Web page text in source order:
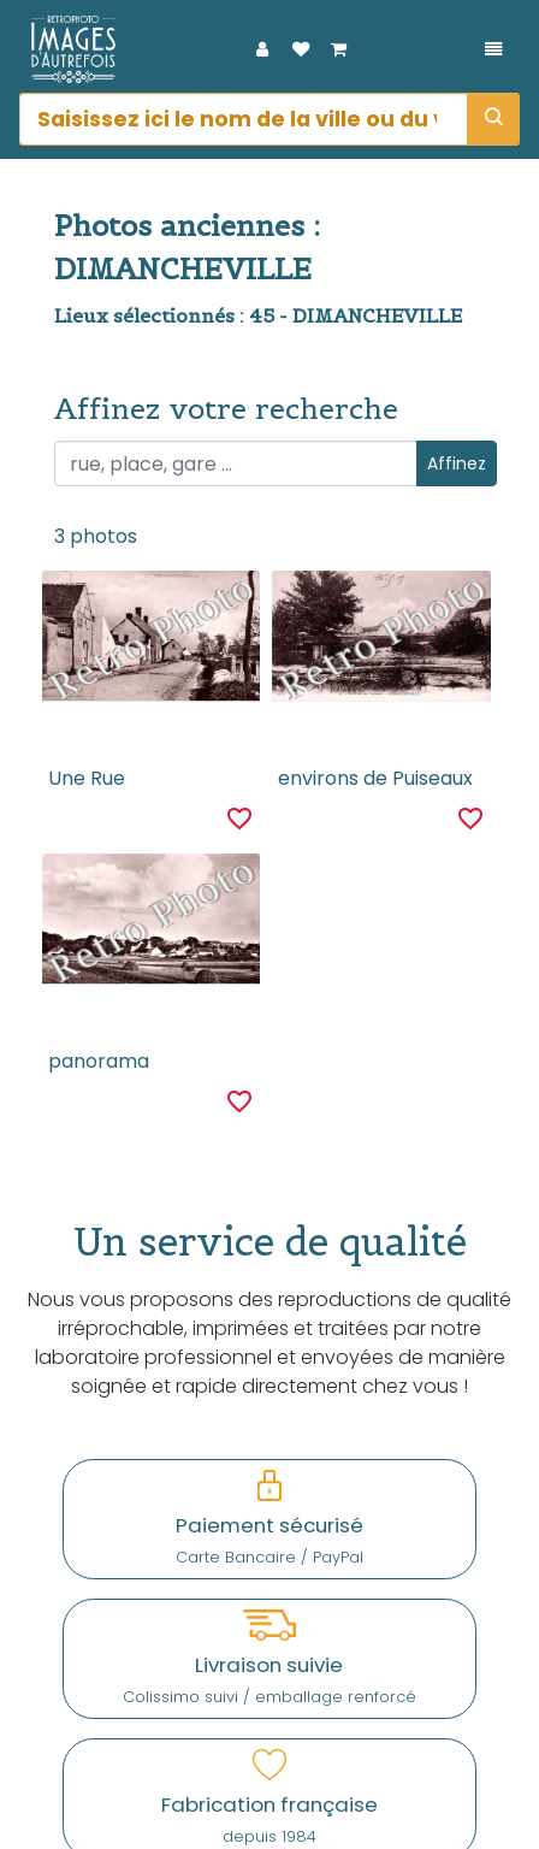
Photos anciennes :
DIMANCHEVILLE
Lieux sélectionnés : 45 - DIMANCHEVILLE
Affinez votre recherche
Affinez votre recherche Affinez
3 photos
Une Rue
favorite_border
environs de Puiseaux
favorite_border
panorama
favorite_border
Un service de qualité
Nous vous proposons des reproductions de qualité
irréprochable, imprimées et traitées par notre
laboratoire professionnel et envoyées de manière
soignée et rapide directement chez vous !
Paiement sécurisé
Carte Bancaire / PayPal
Livraison suivie
Colissimo suivi / emballage renforcé
Fabrication française
depuis 1984